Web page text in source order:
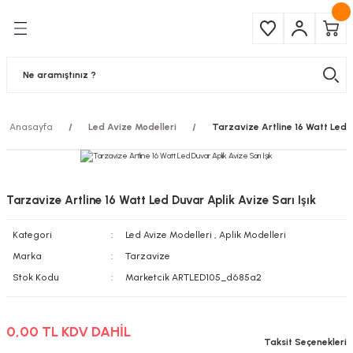
Anasayfa Led Avize Modelleri Tarzavize Artline 16 Watt Led
Tarzavize Artline 16 Watt Led Duvar Aplik Avize Sarı Işık
Kategori Led Avize Modelleri , Aplik Modelleri
Marka
Tarzavize
Stok Kodu
Marketcik ARTLED105_d685a2
0,00 TL KDV DAHİL
Taksit Seçenekleri